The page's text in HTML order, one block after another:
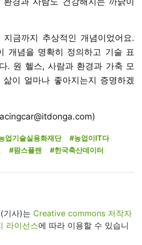
지금까지 추상적인 개념이었어요.
개념을 명확히 정의하고 기술 표
. 원 헬스, 사람과 환경과 가축 모
이 얼마나 좋아지는지 증명하겠
업기술실용화재단
#농업이IT다
#팜스플랜 #한국축산데이터
기사)는 Creative commons 저작자
라이선스에 따라 이용할 수 있습니